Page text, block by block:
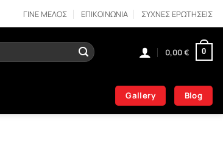
ΓΙΝΕ ΜΕΛΟΣ ΕΠΙΚΟΙΝΩΝΙΑ ΣΥΧΝΕΣ ΕΡΩΤΗΣΕΙΣ
0,00€ 0
Gallery Blog